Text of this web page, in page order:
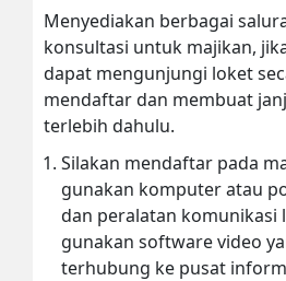
Menyediakan berbagai
konsultasi untuk majikan,
dapat mengunjungi loket
mendaftar dan membuat
terlebih dahulu.
Silakan mendaftar pada
gunakan komputer atau
dan peralatan komunikasi
gunakan software video
terhubung ke pusat